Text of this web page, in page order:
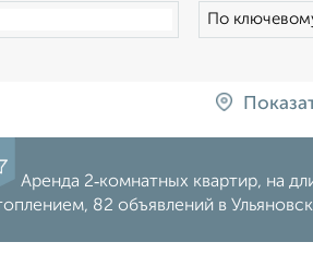
По
Аренда 2‑комнатных квартир, на
82 объявлений в